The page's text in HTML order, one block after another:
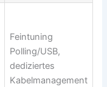
Feintuning
Polling/USB,
dediziertes
Kabelmanagement